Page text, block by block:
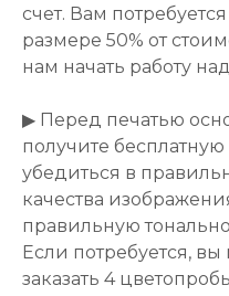
счет. Вам
размере 50% от
нам начать работу
▶ Перед печатью
получите
убедиться в
качества
правильную
Если потребуется,
заказать 4